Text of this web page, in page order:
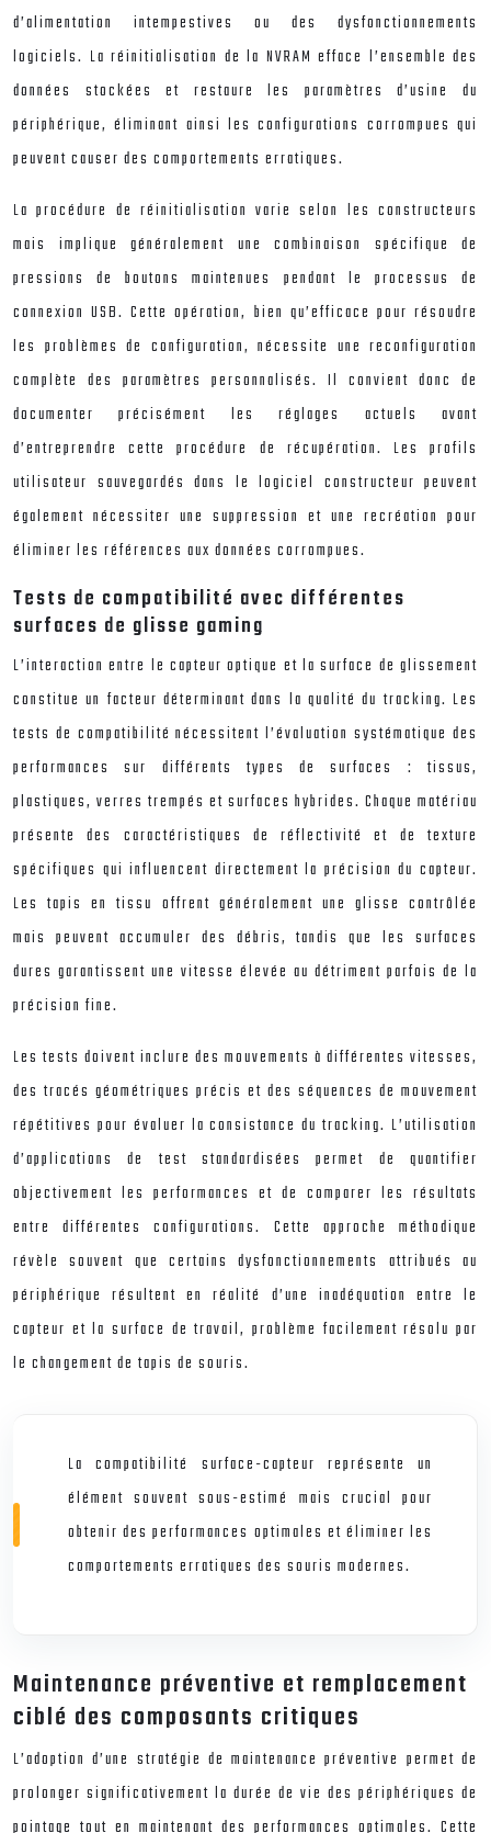
d’alimentation intempestives ou des dysfonctionnements
logiciels. La réinitialisation de la NVRAM efface l’ensemble des
données stockées et restaure les paramètres d’usine du
périphérique, éliminant ainsi les configurations corrompues qui
peuvent causer des comportements erratiques.
La procédure de réinitialisation varie selon les constructeurs
mais implique généralement une combinaison spécifique de
pressions de boutons maintenues pendant le processus de
connexion USB. Cette opération, bien qu’efficace pour résoudre
les problèmes de configuration, nécessite une reconfiguration
complète des paramètres personnalisés. Il convient donc de
documenter précisément les réglages actuels avant
d’entreprendre cette procédure de récupération. Les profils
utilisateur sauvegardés dans le logiciel constructeur peuvent
également nécessiter une suppression et une recréation pour
éliminer les références aux données corrompues.
Tests de compatibilité avec différentes
surfaces de glisse gaming
L’interaction entre le capteur optique et la surface de glissement
constitue un facteur déterminant dans la qualité du tracking. Les
tests de compatibilité nécessitent l’évaluation systématique des
performances sur différents types de surfaces : tissus,
plastiques, verres trempés et surfaces hybrides. Chaque matériau
présente des caractéristiques de réflectivité et de texture
spécifiques qui influencent directement la précision du capteur.
Les tapis en tissu offrent généralement une glisse contrôlée
mais peuvent accumuler des débris, tandis que les surfaces
dures garantissent une vitesse élevée au détriment parfois de la
précision fine.
Les tests doivent inclure des mouvements à différentes vitesses,
des tracés géométriques précis et des séquences de mouvement
répétitives pour évaluer la consistance du tracking. L’utilisation
d’applications de test standardisées permet de quantifier
objectivement les performances et de comparer les résultats
entre différentes configurations. Cette approche méthodique
révèle souvent que certains dysfonctionnements attribués au
périphérique résultent en réalité d’une inadéquation entre le
capteur et la surface de travail, problème facilement résolu par
le changement de tapis de souris.
La compatibilité surface-capteur représente un
élément souvent sous-estimé mais crucial pour
obtenir des performances optimales et éliminer les
comportements erratiques des souris modernes.
Maintenance préventive et remplacement
ciblé des composants critiques
L’adoption d’une stratégie de maintenance préventive permet de
prolonger significativement la durée de vie des périphériques de
pointage tout en maintenant des performances optimales. Cette